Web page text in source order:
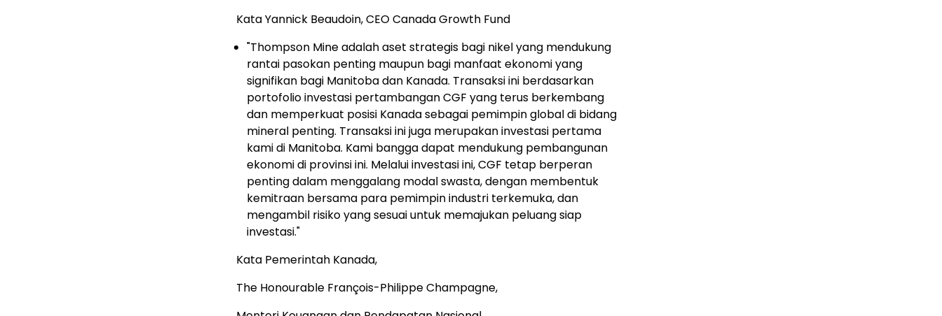
Kata Yannick Beaudoin, CEO Canada Growth Fund
"Thompson Mine adalah aset strategis bagi nikel yang mendukung
rantai pasokan penting maupun bagi manfaat ekonomi yang
signifikan bagi Manitoba dan Kanada. Transaksi ini berdasarkan
portofolio investasi pertambangan CGF yang terus berkembang
dan memperkuat posisi Kanada sebagai pemimpin global di bidang
mineral penting. Transaksi ini juga merupakan investasi pertama
kami di Manitoba. Kami bangga dapat mendukung pembangunan
ekonomi di provinsi ini. Melalui investasi ini, CGF tetap berperan
penting dalam menggalang modal swasta, dengan membentuk
kemitraan bersama para pemimpin industri terkemuka, dan
mengambil risiko yang sesuai untuk memajukan peluang siap
investasi."
Kata Pemerintah Kanada,
The Honourable François-Philippe Champagne,